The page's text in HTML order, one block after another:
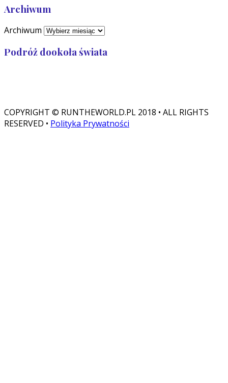
Archiwum
Archiwum
Podróż dookoła świata
COPYRIGHT © RUNTHEWORLD.PL 2018 • ALL RIGHTS
RESERVED • Polityka Prywatności